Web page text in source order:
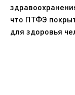
что ПТФЭ
для здоровья
попадании
покрытия из